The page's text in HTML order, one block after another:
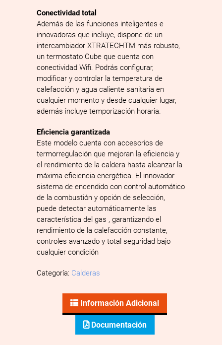
Conectividad total
Además de las funciones inteligentes e
innovadoras que incluye, dispone de un
intercambiador XTRATECHTM más robusto,
un termostato Cube que cuenta con
conectividad Wifi. Podrás configurar,
modificar y controlar la temperatura de
calefacción y agua caliente sanitaria en
cualquier momento y desde cualquier lugar,
además incluye temporización horaria.
Eficiencia garantizada
Este modelo cuenta con accesorios de
termorregulación que mejoran la eficiencia y
el rendimiento de la caldera hasta alcanzar la
máxima eficiencia energética. El innovador
sistema de encendido con control automático
de la combustión y opción de selección,
puede detectar automáticamente las
característica del gas , garantizando el
rendimiento de la calefacción constante,
controles avanzado y total seguridad bajo
cualquier condición
Categoría: Calderas
Información Adicional
Documentación